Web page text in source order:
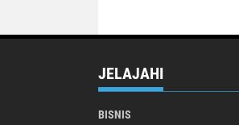
JELAJAHI
BISNIS